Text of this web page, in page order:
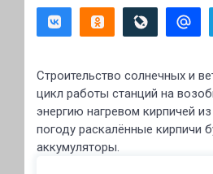
Строительство солнечных и
цикл работы станций на
энергию нагревом кирпичей
погоду раскалённые кирпичи
аккумуляторы.